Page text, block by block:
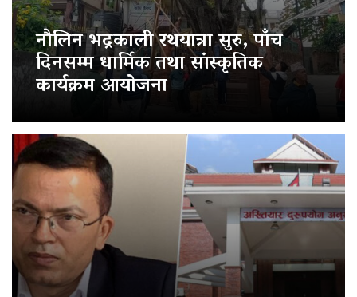
नौलिन भद्रकाली रथयात्रा सुरु, पाँच
दिनसम्म धार्मिक तथा सांस्कृतिक
कार्यक्रम आयोजना